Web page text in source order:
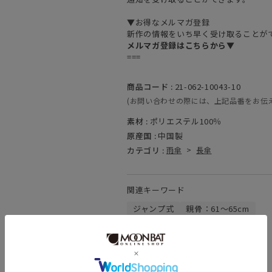
▼お得なメルマガ登録
新作の情報をいち早く受け取ることが
メルマガ登録はこちらから▼
===
商品コード : 21-062-10043-10
(お問い合わせの際には、上記品番をお伝
素材 : ポリエステル100％
原産国 : 中国製
カテゴリ : 雨傘 > 長傘
関連キーワード
ジャンプ式
親骨：61～65cm